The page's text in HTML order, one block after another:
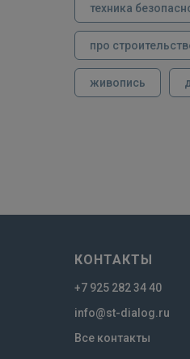
техника
про
живопись
КОНТАКТЫ
+7 925 282 34 40
info@st-dialog.ru
Все контакты